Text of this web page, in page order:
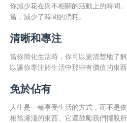
你減少花在與不相關的活動上的時間
當，減少了時間的消耗。
清晰和專注
當你簡化生活時，你可以更清楚地了
以讓你專注於生活中那些有價值的東西
免於佔有
人生是一種享受生活的方式，而不是
相當膚淺的東西。它還鼓勵我們擺脫